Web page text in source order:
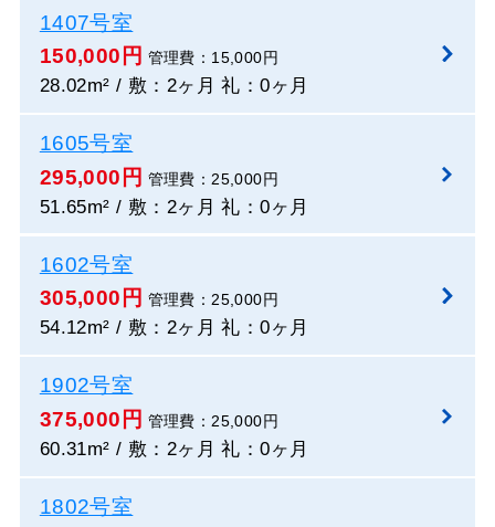
1407号室
150,000円 管理費：15,000円
28.02m² / 敷：2ヶ月 礼：0ヶ月
1605号室
295,000円 管理費：25,000円
51.65m² / 敷：2ヶ月 礼：0ヶ月
1602号室
305,000円 管理費：25,000円
54.12m² / 敷：2ヶ月 礼：0ヶ月
1902号室
375,000円 管理費：25,000円
60.31m² / 敷：2ヶ月 礼：0ヶ月
1802号室